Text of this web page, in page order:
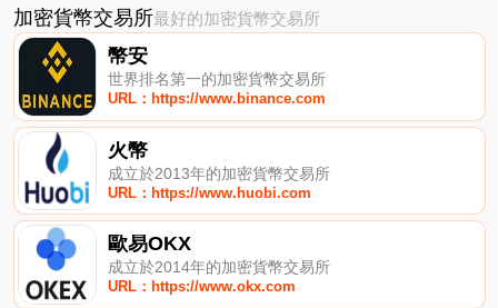
加密貨幣交易所最好的加密貨幣交易所
幣安
世界排名第一的加密貨幣交易所
URL：https://www.binance.com
火幣
成立於2013年的加密貨幣交易所
URL：https://www.huobi.com
歐易OKX
成立於2014年的加密貨幣交易所
URL：https://www.okx.com